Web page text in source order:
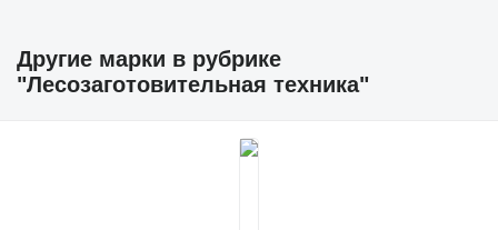
Другие марки в рубрике
"Лесозаготовительная техника"